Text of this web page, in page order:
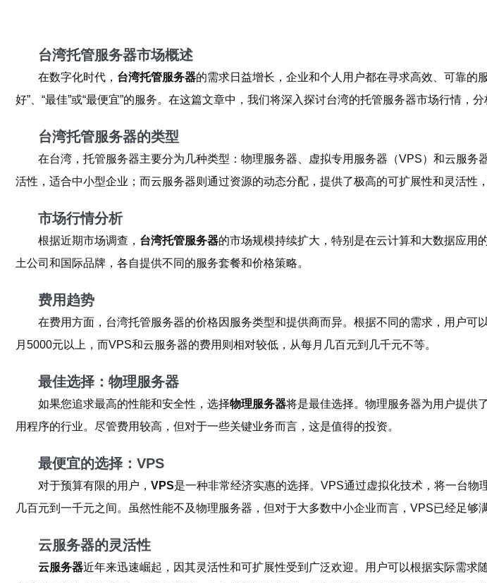
台湾托管服务器市场概述
在数字化时代， 台湾托管服务器的需求日益增长，企业和个人用户都在寻求高效、可靠的
好”、“最佳”或“最便宜”的服务。在这篇文章中，我们将深入探讨台湾的托管服务器市场行情，
台湾托管服务器的类型
在台湾，托管服务器主要分为几种类型：物理服务器、虚拟专用服务器（VPS）和云服
活性，适合中小型企业；而云服务器则通过资源的动态分配，提供了极高的可扩展性和灵活性
市场行情分析
根据近期市场调查， 台湾托管服务器的市场规模持续扩大，特别是在云计算和大数据应用
土公司和国际品牌，各自提供不同的服务套餐和价格策略。
费用趋势
在费用方面，台湾托管服务器的价格因服务类型和提供商而异。根据不同的需求，用户
月5000元以上，而VPS和云服务器的费用则相对较低，从每月几百元到几千元不等。
最佳选择：物理服务器
如果您追求最高的性能和安全性，选择物理服务器将是最佳选择。物理服务器为用户提供
用程序的行业。尽管费用较高，但对于一些关键业务而言，这是值得的投资。
最便宜的选择：VPS
对于预算有限的用户， VPS是一种非常经济实惠的选择。VPS通过虚拟化技术，将一台
几百元到一千元之间。虽然性能不及物理服务器，但对于大多数中小企业而言，VPS已经足够
云服务器的灵活性
云服务器近年来迅速崛起，因其灵活性和可扩展性受到广泛欢迎。用户可以根据实际需